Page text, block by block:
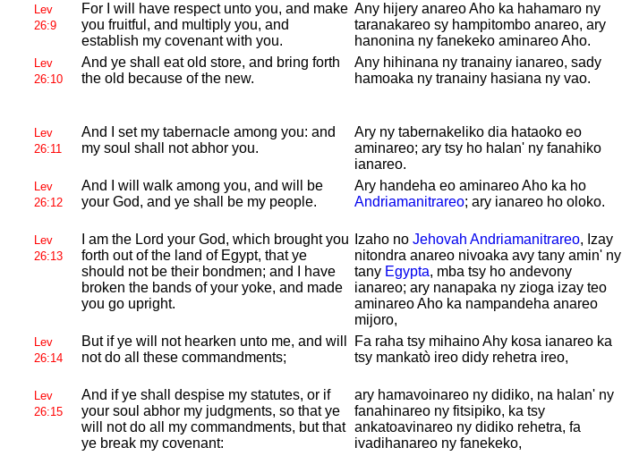
Lev
26:9
For I will have respect unto you, and make
you fruitful, and multiply you, and
establish my covenant with you.
Any hijery anareo Aho ka hahamaro ny
taranakareo sy hampitombo anareo, ary
hanonina ny fanekeko aminareo Aho.
Lev
26:10
And ye shall eat old store, and bring forth
the old because of the new.
Any hihinana ny tranainy ianareo, sady
hamoaka ny tranainy hasiana ny vao.
Lev
26:11
And I set my tabernacle among you: and
my soul shall not abhor you.
Ary ny tabernakeliko dia hataoko eo
aminareo; ary tsy ho halan' ny fanahiko
ianareo.
Lev
26:12
And I will walk among you, and will be
your God, and ye shall be my people.
Ary handeha eo aminareo Aho ka ho
Andriamanitrareo; ary ianareo ho oloko.
Lev
26:13
I am the Lord your God, which brought you
forth out of the land of Egypt, that ye
should not be their bondmen; and I have
broken the bands of your yoke, and made
you go upright.
Izaho no Jehovah Andriamanitrareo, Izay
nitondra anareo nivoaka avy tany amin' ny
tany Egypta, mba tsy ho andevony
ianareo; ary nanapaka ny zioga izay teo
aminareo Aho ka nampandeha anareo
mijoro,
Lev
26:14
But if ye will not hearken unto me, and will
not do all these commandments;
Fa raha tsy mihaino Ahy kosa ianareo ka
tsy mankatò ireo didy rehetra ireo,
Lev
26:15
And if ye shall despise my statutes, or if
your soul abhor my judgments, so that ye
will not do all my commandments, but that
ye break my covenant:
ary hamavoinareo ny didiko, na halan' ny
fanahinareo ny fitsipiko, ka tsy
ankatoavinareo ny didiko rehetra, fa
ivadihanareo ny fanekeko,